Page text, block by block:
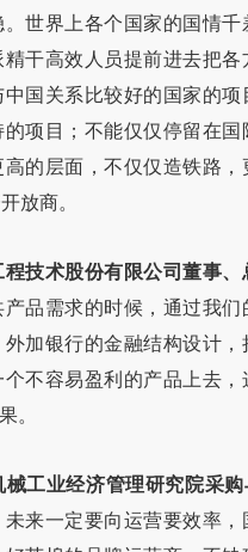
世界上各个国家的国情千
干高效人员提前进去把各
国关系比较好的国家的项
项目；不能仅仅停留在国
的层面，不仅仅造铁路，
放商。
技术股份有限公司董事、
品需求的时候，通过我们
加银行的金融结构设计，
不容易盈利的产品上去，
。
械工业经济管理研究院采购
未来一定要向运营要效率